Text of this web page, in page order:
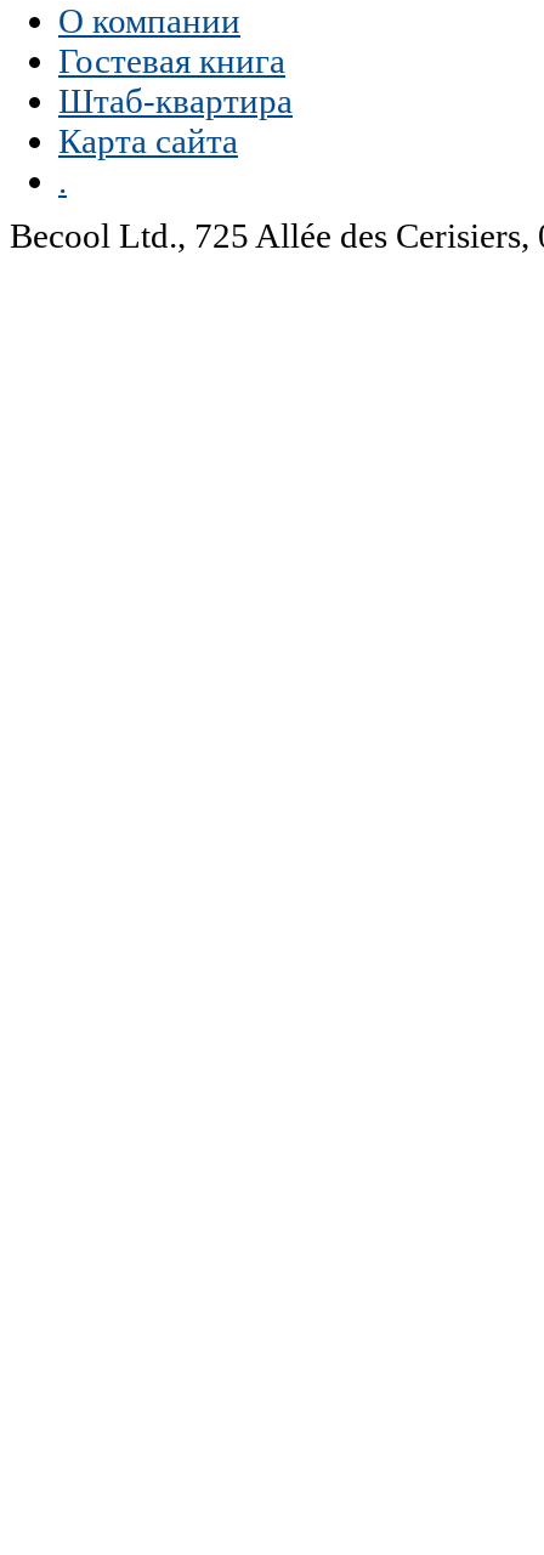
О компании
Гостевая книга
Штаб-квартира
Карта сайта
.
Becool Ltd., 725 Allée des